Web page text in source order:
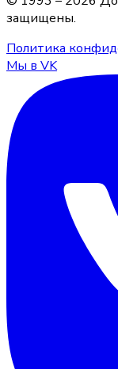
защищены.
Политика
Мы в VK